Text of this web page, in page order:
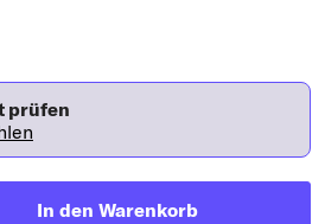
prüfen
In den Warenkorb